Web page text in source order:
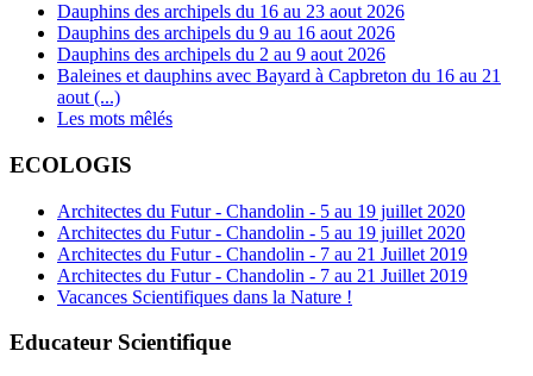
Dauphins des archipels du 16 au 23 aout 2026
Dauphins des archipels du 9 au 16 aout 2026
Dauphins des archipels du 2 au 9 aout 2026
Baleines et dauphins avec Bayard à Capbreton du 16 au 21
aout (...)
Les mots mêlés
ECOLOGIS
Architectes du Futur - Chandolin - 5 au 19 juillet 2020
Architectes du Futur - Chandolin - 5 au 19 juillet 2020
Architectes du Futur - Chandolin - 7 au 21 Juillet 2019
Architectes du Futur - Chandolin - 7 au 21 Juillet 2019
Vacances Scientifiques dans la Nature !
Educateur Scientifique